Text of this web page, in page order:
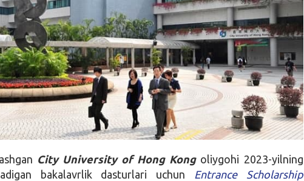
City University of Hong Kongoliygohi 2023-yilning
bakalavrlik dasturlari uchun
Entrance Scholarship